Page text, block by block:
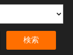
検索